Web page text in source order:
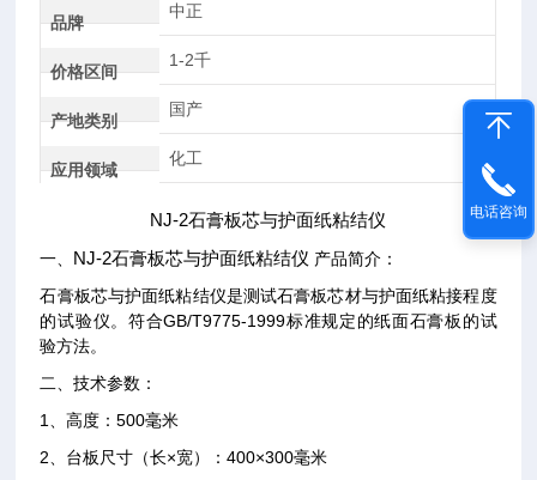
品牌
中正
价格区间
1-2千
产地类别
国产
应用领域
化工
NJ-2石膏板芯与护面纸粘结仪
一、 NJ-2石膏板芯与护面纸粘结仪 产品简介：
石膏板芯与护面纸粘结仪是测试石膏板芯材与护面纸粘接程度
的试验仪。符合GB/T9775-1999标准规定的纸面石膏板的试
验方法。
二、技术参数：
1
、高度：500毫米
2 、台板尺寸（长×宽）：400×300毫米
电话咨询